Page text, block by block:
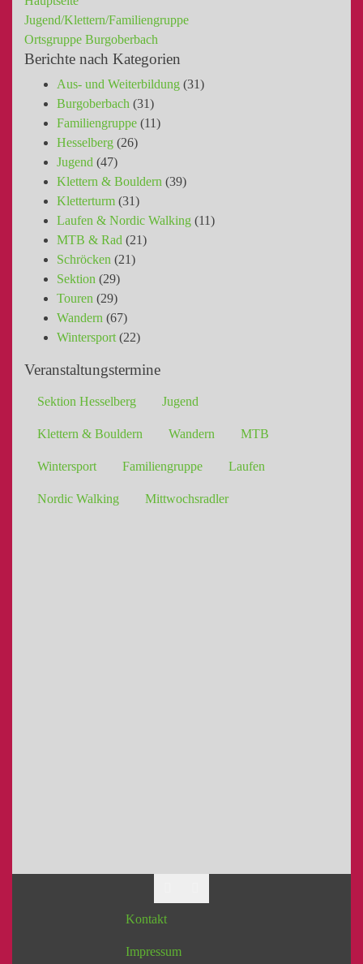
Jugend/Klettern/Familiengruppe
Ortsgruppe Burgoberbach
Berichte nach Kategorien
Aus- und Weiterbildung (31)
Burgoberbach (31)
Familiengruppe (11)
Hesselberg (26)
Jugend (47)
Klettern & Bouldern (39)
Kletterturm (31)
Laufen & Nordic Walking (11)
MTB & Rad (21)
Schröcken (21)
Sektion (29)
Touren (29)
Wandern (67)
Wintersport (22)
Veranstaltungstermine
Sektion Hesselberg Jugend
Klettern & Bouldern Wandern MTB
Wintersport Familiengruppe Laufen
Nordic Walking Mittwochsradler
Kontakt
Impressum